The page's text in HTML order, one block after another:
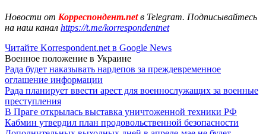
Новости от Корреспондент.netв Telegram. Подписывайтесь
на наш канал https://t.me/korrespondentnet
Читайте Korrespondent.net в Google News
Военное положение в Украине
Рада будет наказывать нардепов за преждевременное
оглашение информации
Рада планирует ввести арест для военнослужащих за военные
преступления
В Праге открылась выставка уничтоженной техники РФ
Кабмин утвердил план продовольственной безопасности